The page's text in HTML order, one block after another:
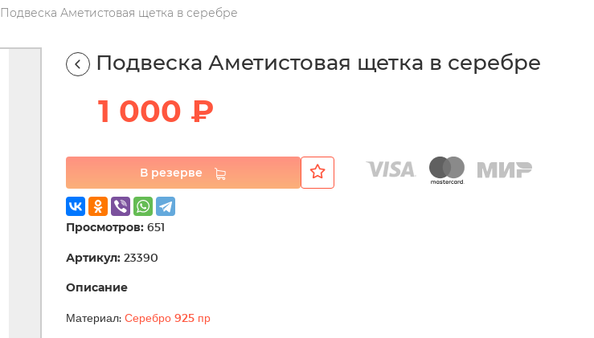
Подвеска Аметистовая щетка в серебре
Подвеска Аметистовая щетка в серебре
1 000 ₽
В резерве
Просмотров: 651
Артикул: 23390
Описание
Материал: Серебро 925 пр